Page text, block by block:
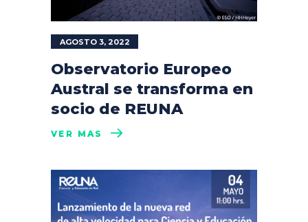
AGOSTO 3, 2022
Observatorio Europeo
Austral se transforma en
socio de REUNA
VER MÁS